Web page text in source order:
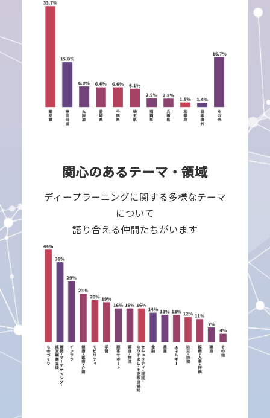
関心のあるテーマ・領域
ディープラーニングに関する多様なテーマ
について
語り合える仲間たちがいます